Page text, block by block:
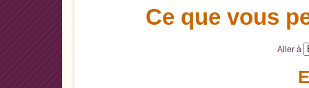
Ce que vous
Aller à